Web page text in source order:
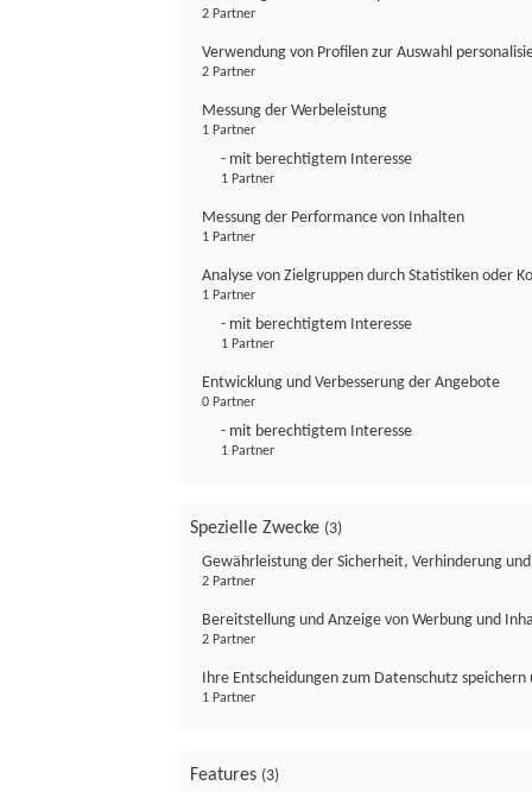
2 Partner
Verwendung von Profilen zur Auswahl
2 Partner
Messung der Werbeleistung
1 Partner
- mit berechtigtem Interesse
1 Partner
Messung der Performance von Inhalten
1 Partner
Analyse von Zielgruppen durch Statistiken oder
1 Partner
- mit berechtigtem Interesse
1 Partner
Entwicklung und Verbesserung der Angebote
0 Partner
- mit berechtigtem Interesse
1 Partner
Spezielle Zwecke (3)
Gewährleistung der Sicherheit, Verhinderung
2 Partner
Bereitstellung und Anzeige von Werbung und
2 Partner
Ihre Entscheidungen zum Datenschutz
1 Partner
Features (3)